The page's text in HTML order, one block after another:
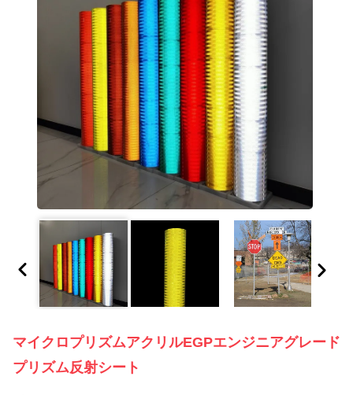
マイクロプリズムアクリルEGPエンジニアグレード
プリズム反射シート